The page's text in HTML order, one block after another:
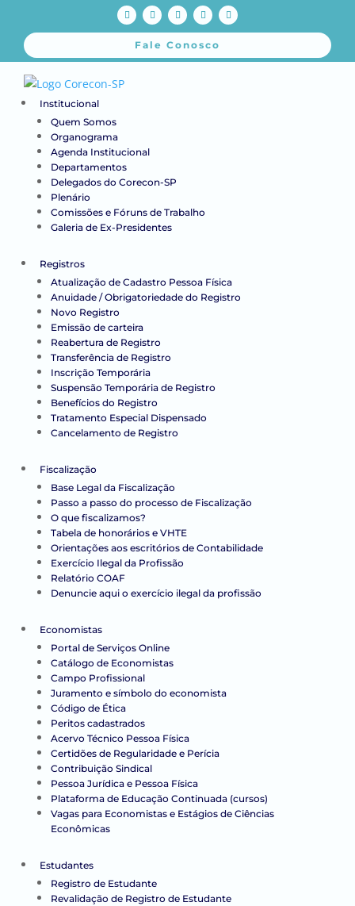
Fale Conosco
Institucional
Quem Somos
Organograma
Agenda Institucional
Departamentos
Delegados do Corecon-SP
Plenário
Comissões e Fóruns de Trabalho
Galeria de Ex-Presidentes
Registros
Atualização de Cadastro Pessoa Física
Anuidade / Obrigatoriedade do Registro
Novo Registro
Emissão de carteira
Reabertura de Registro
Transferência de Registro
Inscrição Temporária
Suspensão Temporária de Registro
Benefícios do Registro
Tratamento Especial Dispensado
Cancelamento de Registro
Fiscalização
Base Legal da Fiscalização
Passo a passo do processo de Fiscalização
O que fiscalizamos?
Tabela de honorários e VHTE
Orientações aos escritórios de Contabilidade
Exercício Ilegal da Profissão
Relatório COAF
Denuncie aqui o exercício ilegal da profissão
Economistas
Portal de Serviços Online
Catálogo de Economistas
Campo Profissional
Juramento e símbolo do economista
Código de Ética
Peritos cadastrados
Acervo Técnico Pessoa Física
Certidões de Regularidade e Perícia
Contribuição Sindical
Pessoa Jurídica e Pessoa Física
Plataforma de Educação Continuada (cursos)
Vagas para Economistas e Estágios de Ciências
Econômicas
Estudantes
Registro de Estudante
Revalidação de Registro de Estudante